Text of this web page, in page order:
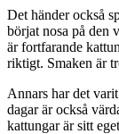
Det händer också
börjat nosa på den
är fortfarande
riktigt. Smaken är
Annars har det
dagar är också
kattungar är sitt